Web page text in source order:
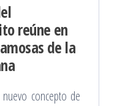
reúne en
de la
concepto de